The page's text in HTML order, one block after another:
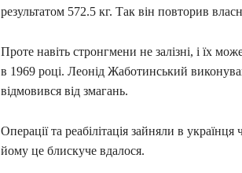
результатом 572.5 кг. Так він повторив
Проте навіть стронгмени не залізні, і їх
в 1969 році. Леонід Жаботинський
відмовився від змагань.
Операції та реабілітація зайняли в
йому це блискуче вдалося.